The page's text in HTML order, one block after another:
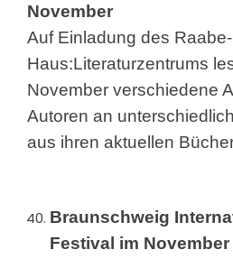
November
Auf Einladung des Raabe-
Haus:Literaturzentrums
November verschiedene
Autoren an
aus ihren aktuellen
Braunschweig
Festival im November